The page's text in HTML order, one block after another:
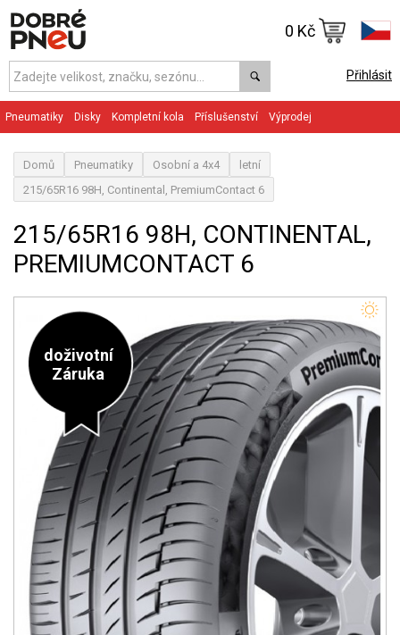
Přihlásit
0 Kč
Pneumatiky Disky Kompletní kola Příslušenství Výprodej
Domů Pneumatiky Osobní a 4x4
letní
215/65R16 98H, Continental, PremiumContact 6
215/65R16 98H, CONTINENTAL,
PREMIUMCONTACT 6
doživotní
Záruka